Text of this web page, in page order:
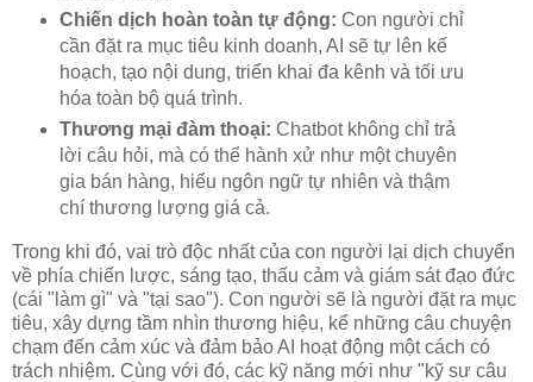
Chiến dịch hoàn toàn tự động: Con người chỉ
cần đặt ra mục tiêu kinh doanh, AI sẽ tự lên kế
hoạch, tạo nội dung, triển khai đa kênh và tối ưu
hóa toàn bộ quá trình.
Thương mại đàm thoại: Chatbot không chỉ trả
lời câu hỏi, mà có thể hành xử như một chuyên
gia bán hàng, hiểu ngôn ngữ tự nhiên và thậm
chí thương lượng giá cả.
Trong khi đó, vai trò độc nhất của con người lại dịch chuyển
về phía chiến lược, sáng tạo, thấu cảm và giám sát đạo đức
(cái "làm gì" và "tại sao"). Con người sẽ là người đặt ra mục
tiêu, xây dựng tầm nhìn thương hiệu, kể những câu chuyện
chạm đến cảm xúc và đảm bảo AI hoạt động một cách có
trách nhiệm. Cùng với đó, các kỹ năng mới như "kỹ sư câu